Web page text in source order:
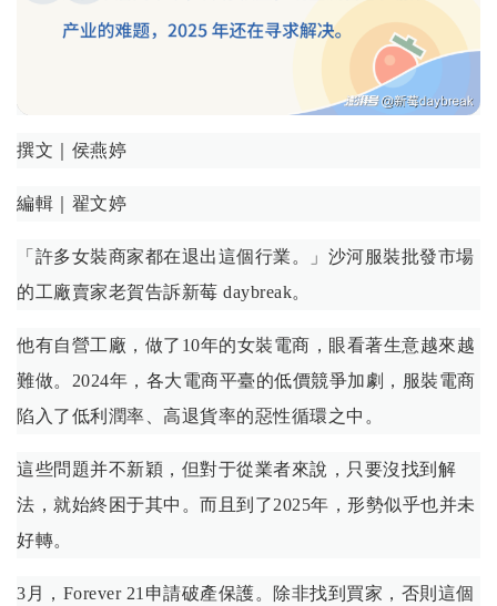
撰文｜侯燕婷
編輯｜翟文婷
「許多女裝商家都在退出這個行業。」沙河服裝批發市場
的工廠賣家老賀告訴新莓 daybreak。
他有自營工廠，做了10年的女裝電商，眼看著生意越來越
難做。2024年，各大電商平臺的低價競爭加劇，服裝電商
陷入了低利潤率、高退貨率的惡性循環之中。
這些問題并不新穎，但對于從業者來說，只要沒找到解
法，就始終困于其中。而且到了2025年，形勢似乎也并未
好轉。
3月，Forever 21申請破產保護。除非找到買家，否則這個